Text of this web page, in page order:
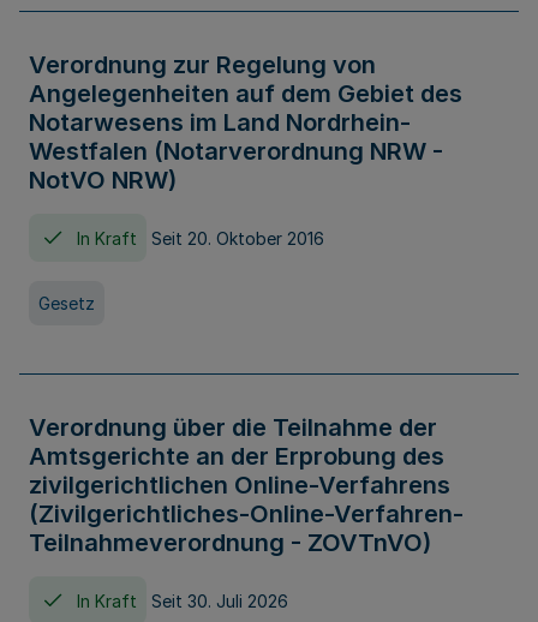
Verordnung zur Regelung von
Angelegenheiten auf dem Gebiet des
Notarwesens im Land Nordrhein-
Westfalen (Notarverordnung NRW -
NotVO NRW)
In Kraft Seit 20. Oktober 2016
Gesetz
Verordnung über die Teilnahme der
Amtsgerichte an der Erprobung des
zivilgerichtlichen Online-Verfahrens
(Zivilgerichtliches-Online-Verfahren-
Teilnahmeverordnung - ZOVTnVO)
In Kraft Seit 30. Juli 2026